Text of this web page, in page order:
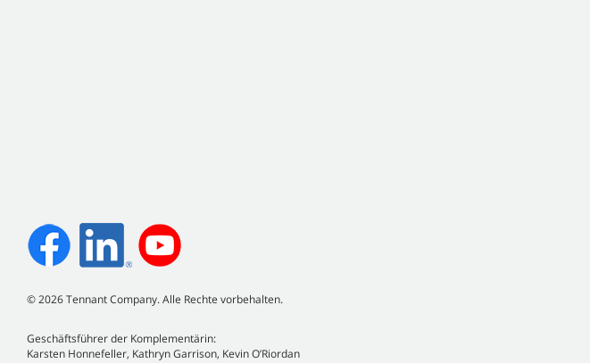
©2026Tennant Company. Alle Rechte vorbehalten.
Geschäftsführer der Komplementärin:
Karsten Honnefeller, Kathryn Garrison, Kevin O’Riordan